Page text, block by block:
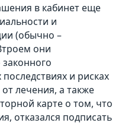
в кабинет еще
и
(обычно –
они
и рисках
лечения, а также
карте о том, что
отказался подписать